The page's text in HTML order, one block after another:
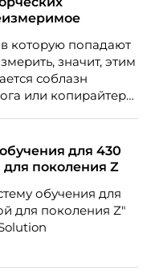
в которую попадают
значит, этим
соблазн
или копирайтера
не ценность,
— это тот редкий
могут не
для 430
поколения Z
обучения для
для поколения Z"